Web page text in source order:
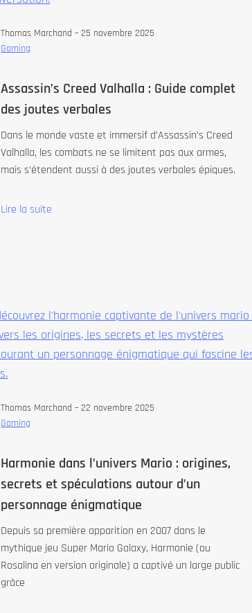
Thomas Marchand – 25 novembre 2025
Gaming
Assassin’s Creed Valhalla : Guide complet
des joutes verbales
Dans le monde vaste et immersif d’Assassin’s Creed
Valhalla, les combats ne se limitent pas aux armes,
mais s’étendent aussi à des joutes verbales épiques.
Lire la suite
Thomas Marchand – 22 novembre 2025
Gaming
Harmonie dans l’univers Mario : origines,
secrets et spéculations autour d’un
personnage énigmatique
Depuis sa première apparition en 2007 dans le
mythique jeu Super Mario Galaxy, Harmonie (ou
Rosalina en version originale) a captivé un large public
grâce